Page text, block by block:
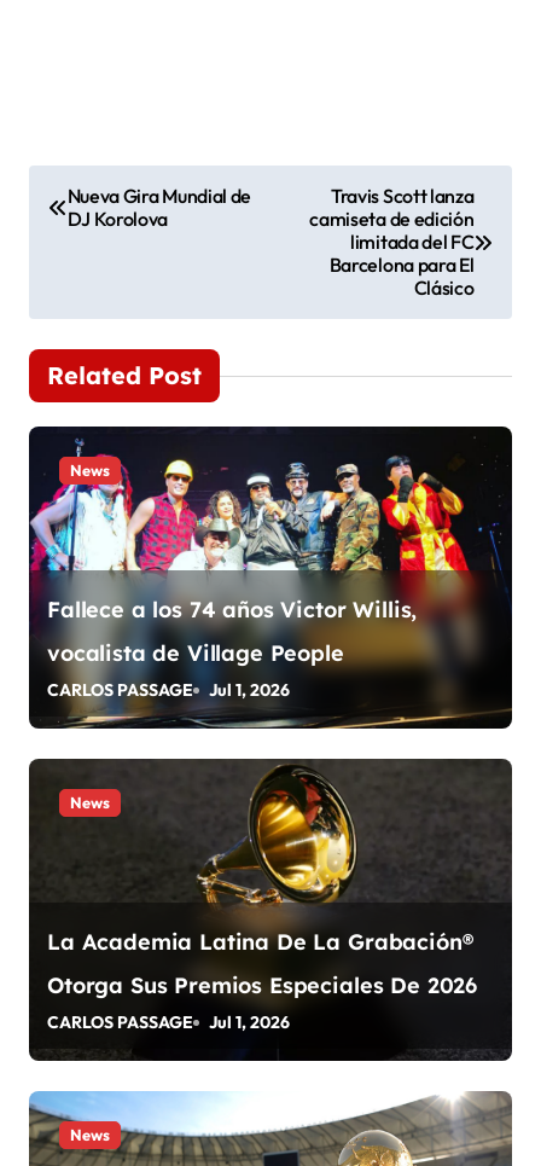
N
e
g
a
c
i
ó
n
d
e
e
a
d
a
s
Nueva Gira Mundial de
DJ Korolova
Travis Scott lanza
camiseta de edición
limitada del FC
Barcelona para El
Clásico
Related Post
News
Fallece a los 74 años Victor Willis,
vocalista de Village People
CARLOS PASSAGE Jul 1, 2026
News
La Academia Latina De La Grabación®
Otorga Sus Premios Especiales De 2026
CARLOS PASSAGE Jul 1, 2026
News